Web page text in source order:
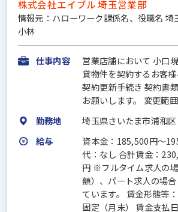
株式会社エイブル 埼玉営業部
情報元：ハローワーク課係名、役職名 埼
小林
仕事内容
営業店舗において 小口
貸物件を契約するお客
契約更新手続き 契約書
お願いします。 変更範
勤務地
埼玉県さいたま市浦和区
給与
資本金：185,500円〜
代：なし 合計賃金：
円 ※フルタイム求人の
額）、パート求人の場
ています。 賃金形態等
固定（月末） 賃金支払